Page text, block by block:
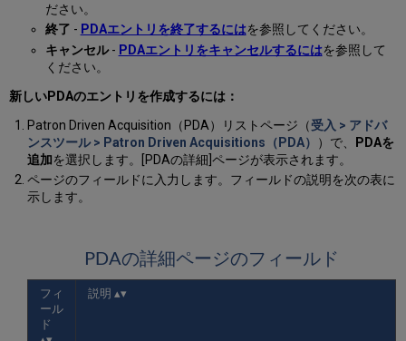
ださい。
終了 - PDAエントリを終了するにはを参照してください。
キャンセル- PDAエントリをキャンセルするにはを参照して
ください。
新しいPDAのエントリを作成するには：
Patron Driven Acquisition（PDA）リストページ（受入 > アドバ
ンスツール > Patron Driven Acquisitions（PDA）
）で、
PDAを
追加を選択します。[PDAの詳細]ページが表示されます。
ページのフィールドに入力します。フィールドの説明を次の表に
示します。
フィ
ール
ド
説明
PDAの詳細ページのフィールド